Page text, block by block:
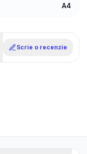
A4
Scrie o recenzie